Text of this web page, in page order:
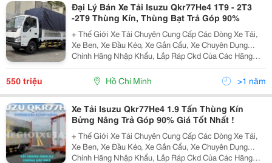
Đại Lý Bán Xe Tải Isuzu Qkr77He4 1T9 - 2T3
-2T9 Thùng Kín, Thùng Bạt Trả Góp 90%
+ Thế Giới Xe Tải Chuyên Cung Cấp Các Dòng Xe Tải,
Xe Ben, Xe Đầu Kéo, Xe Gắn Cẩu, Xe Chuyên Dụng...
Chính Hãng Nhập Khẩu, Lắp Ráp Ckd Của Các Hãng
Thương Hiệu Isuzu, Hino, Fuso, Hyundai, Daewoo,
Teraco... Cam Kết Hỗ Trợ Trả Góp Lên Đến 90% Giá Trị X
550 triệu Hồ Chí Minh >1 năm
Xe Tải Isuzu Qkr77He4 1.9 Tấn Thùng Kín
Bửng Nâng Trả Góp 90% Giá Tốt Nhất !
+ Thế Giới Xe Tải Chuyên Cung Cấp Các Dòng Xe Tải,
Xe Ben, Xe Đầu Kéo, Xe Gắn Cẩu, Xe Chuyên Dụng...
Chính Hãng Nhập Khẩu, Lắp Ráp Ckd Của Các Hãng